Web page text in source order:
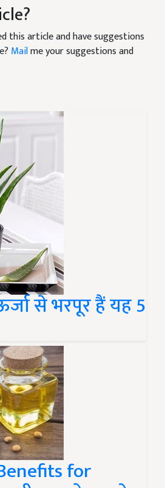
this article and have suggestions
Mailme your suggestions and
से भरपूर हैं यह 5
for